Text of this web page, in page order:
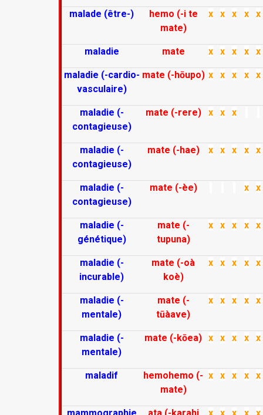
malade (être-)
hemo (-i te
mate)
x x x x x
maladie mate x x x x x
maladie (-cardio-
vasculaire)
mate (-hōupo) x x x x x
maladie (-
contagieuse)
mate (-rere) x x x
maladie (-
contagieuse)
mate (-hae) x x x x x
maladie (-
contagieuse)
mate (-èe) x x
maladie (-
génétique)
mate (-
tupuna)
x x x x x
maladie (-
incurable)
mate (-oà
koè)
x x x x x
maladie (-
mentale)
mate (-
tūàave)
x x x x x
maladie (-
mentale)
mate (-kōea) x x x x x
maladif
hemohemo (-
mate)
x x x x x